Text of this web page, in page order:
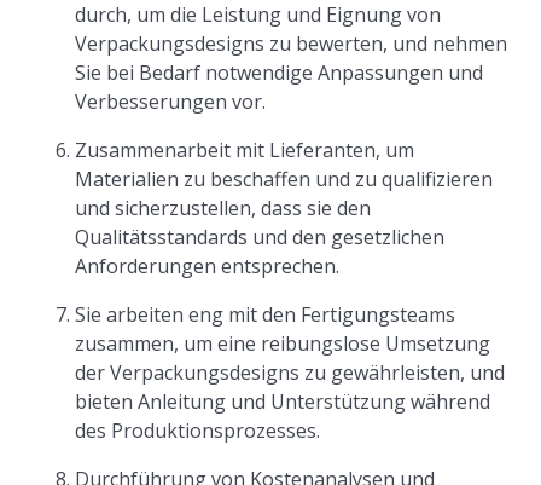
durch, um die Leistung und Eignung von
Verpackungsdesigns zu bewerten, und nehmen
Sie bei Bedarf notwendige Anpassungen und
Verbesserungen vor.
Zusammenarbeit mit Lieferanten, um
Materialien zu beschaffen und zu qualifizieren
und sicherzustellen, dass sie den
Qualitätsstandards und den gesetzlichen
Anforderungen entsprechen.
Sie arbeiten eng mit den Fertigungsteams
zusammen, um eine reibungslose Umsetzung
der Verpackungsdesigns zu gewährleisten, und
bieten Anleitung und Unterstützung während
des Produktionsprozesses.
Durchführung von Kostenanalysen und